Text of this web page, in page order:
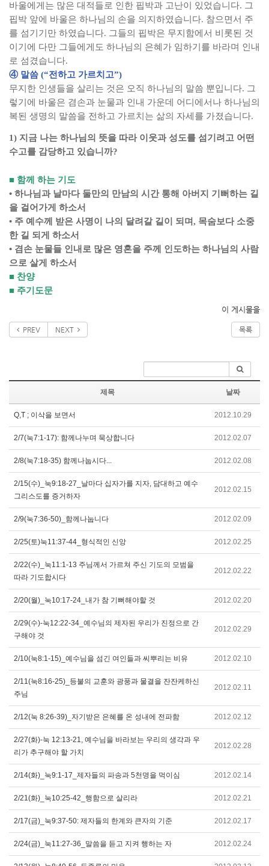
바울에게는 많은 대적들로 인한 핍박과 고난이 있었습니다. 그
핍박 앞에 바울은 하나님의 손을 의지하였습니다. 참으면서 주
를 섬기기만 하였습니다. 그들의 핍박은 무지함에서 비롯된 것
이기에 다만 그들에게도 하나님의 은혜가 임하기를 바라며 인내
로 섬겼습니다.
④ 말씀 (“전하고 가르치고”)
무지한 인생들을 살리는 것은 오직 하나님의 말씀 뿐입니다. 그
렇기에 바울은 겸손과 눈물과 인내 가운데 어디에서나 하나님의
복된 생명의 말씀을 전하고 가르치는 삶의 자세를 가졌습니다.
1) 지금 나는 하나님의 뜻을 따라 이웃과 성도를 섬기려고 어떤
수고를 감당하고 있습니까?
■ 함께 하는 기도
• 하나님과 날마다 둘만의 만남의 시간 통해 아버지 기뻐하는 길
을 걸어가게 하소서
• 주 예수께 받은 사명이 나의 달려갈 길이 되며, 목숨보다 소중
한 길 되게 하소서
• 겸손 눈물들 인내로 많은 영혼을 주께 인도하는 하나님의 사람
으로 살게 하소서
■ 찬양
■ 주기도문
이 게시물을
PREV NEXT 목록
제목 날짜
Q,T ; 이삭을 보면서 2012.10.29
2/7(눅7:1-17): 함께나누며 묵상합니다 2012.02.07
2/8(눅7:18-35) 함께나눕시다... 2012.02.08
2/15(수)_눅9:18-27_날마다 십자가를 지자, 담대하고 예수
그리스도를 증거하자
2012.02.15
2/9(눅7:36-50)_함께나눕니다 2012.02.09
2/25(토)눅11:37-44_형식적인 신앙 2012.02.25
2/22(수)_눅11:1-13 주님께서 가르쳐 주신 기도의 모범을
따라 기도합시다
2012.02.22
2/20(월)_눅10:17-24_내가 참 기뻐해야할 것 2012.02.20
2/29(수)-눅12:22-34_예수님의 제자된 우리가 진정으로 간
구해야 것
2012.02.29
2/10(눅8:1-15)_예수님을 섬긴 여인들과 씨뿌리는 비유 2012.02.10
2/11(눅8:16-25)_등불의 교훈와 광풍과 물결을 잔잔케하신
주님
2012.02.11
2/12(눅 8:26-39)_자기받은 은혜를 온 성내에 전파함 2012.02.12
2/27(화)-눅 12:13-21, 예수님을 바라보는 우리의 생각과 우
리가 추구해야 할 가치
2012.02.28
2/14(화)_눅9:1-17_제자들의 파송과 5천명을 먹이심 2012.02.14
2/21(화)_눅10:25-42_행함으로 살리라 2012.02.21
2/17(금)_눅9:37-50: 제자들의 한계와 큰자의 기준 2012.02.17
2/24(금)_눅11:27-36_말씀을 듣고 지켜 행하는 자 2012.02.24